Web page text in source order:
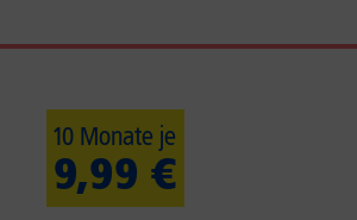
10 Monate je
9,99 €